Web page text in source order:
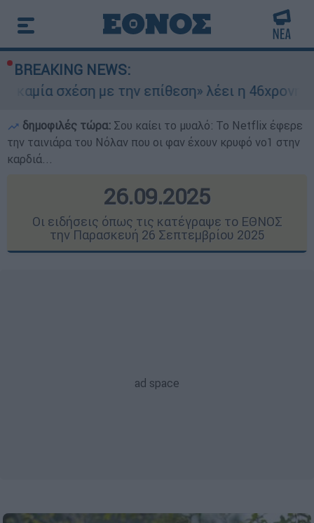
BREAKING NEWS:
με την επίθεση» λέει η 46χρονη - Τι
δημοφιλές τώρα: Σου καίει το μυαλό: Το Netflix έφερε
την ταινιάρα του Νόλαν που οι φαν έχουν κρυφό νο1 στην
καρδιά...
26.09.2025
Οι ειδήσεις όπως τις κατέγραψε το ΕΘΝΟΣ
την Παρασκευή 26 Σεπτεμβρίου 2025